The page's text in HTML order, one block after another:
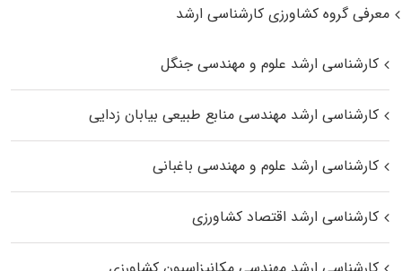
معرفی گروه کشاورزی کارشناسی ارشد
کارشناسی ارشد علوم و مهندسی جنگل
کارشناسی ارشد مهندسی منابع طبیعی بیابان زدایی
کارشناسی ارشد علوم و مهندسی باغبانی
کارشناسی ارشد اقتصاد کشاورزی